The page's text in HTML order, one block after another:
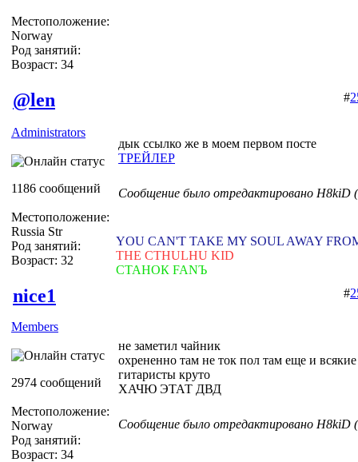
Местоположение:
Norway
Род занятий:
Возраст: 34
@len
Administrators
1186 сообщений
Местоположение:
Russia Str
Род занятий:
Возраст: 32
#
дык ссылко же в моем первом посте
ТРЕЙЛЕР
Сообщение было отредактировано H8kiD
YOU CAN'T TAKE MY SOUL AWAY
THE CTHULHU KID
СТАНОК FANЪ
nice1
Members
2974 сообщений
Местоположение:
Norway
Род занятий:
Возраст: 34
#
не заметил чайник
охрененно там не ток пол там еще и
гитаристы круто
ХАЧЮ ЭТАТ ДВД
Сообщение было отредактировано H8kiD